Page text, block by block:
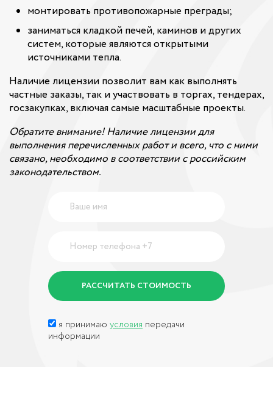
монтировать противопожарные преграды;
заниматься кладкой печей, каминов и других
систем, которые являются открытыми
источниками тепла.
Наличие лицензии позволит вам как выполнять
частные заказы, так и участвовать в торгах, тендерах,
госзакупках, включая самые масштабные проекты.
Обратите внимание! Наличие лицензии для
выполнения перечисленных работ и всего, что с ними
связано, необходимо в соответствии с российским
законодательством.
я принимаю условия передачи
информации